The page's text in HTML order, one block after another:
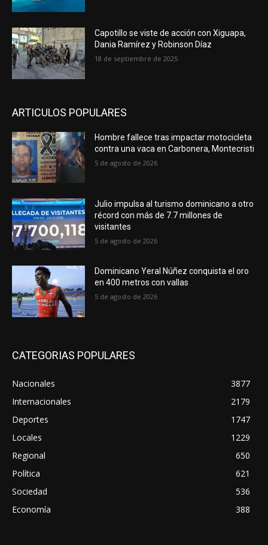
Capotillo se viste de acción con Xiguapa,
Dania Ramírez y Robinson Díaz
18 de septiembre de 2025
ARTICULOS POPULARES
Hombre fallece tras impactar motocicleta
contra una vaca en Carbonera, Montecristi
5 de agosto de 2026
Julio impulsa al turismo dominicano a otro
récord con más de 7.7 millones de
visitantes
5 de agosto de 2026
Dominicano Yeral Núñez conquista el oro
en 400 metros con vallas
5 de agosto de 2026
CATEGORIAS POPULARES
Nacionales
3877
Internacionales
2179
Deportes
1747
Locales
1229
Regional
650
Política
621
Sociedad
536
Economía
388